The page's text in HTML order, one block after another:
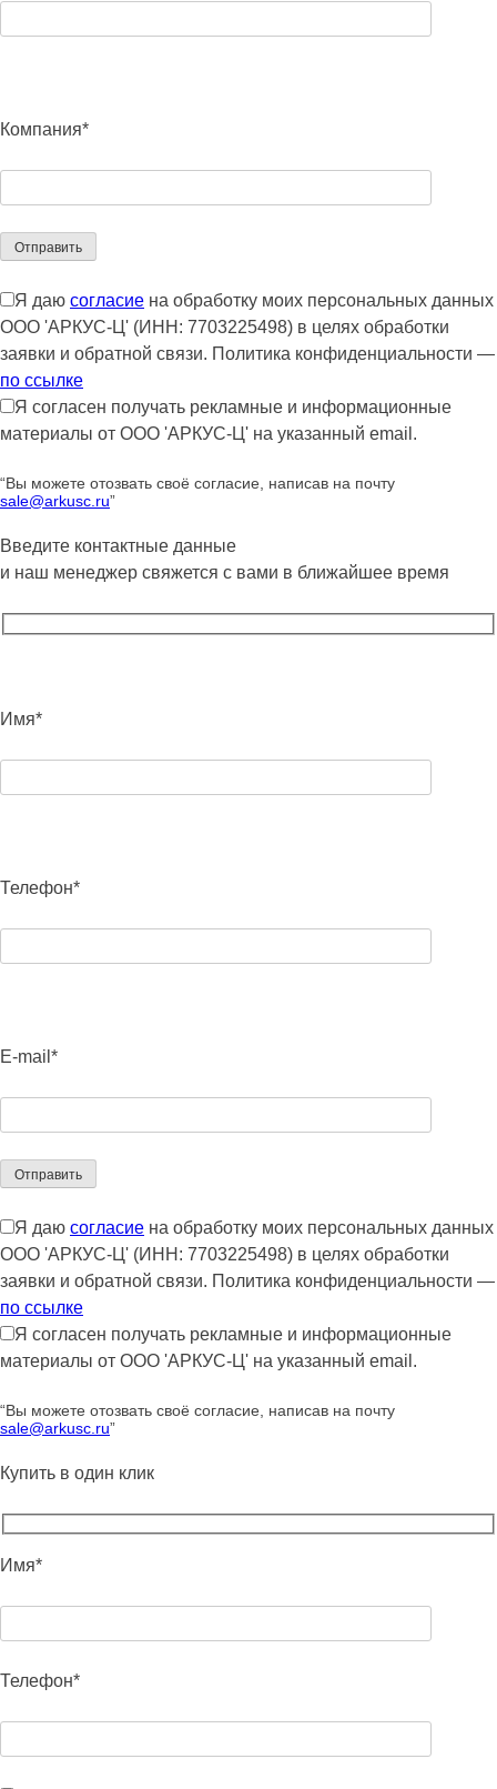
Компания*
Я даю согласие на обработку моих персональных данных
ООО 'АРКУС-Ц' (ИНН: 7703225498) в целях обработки
заявки и обратной связи. Политика конфиденциальности —
по ссылке
Я согласен получать рекламные и информационные
материалы от ООО 'АРКУС-Ц' на указанный email.
“Вы можете отозвать своё согласие, написав на почту
sale@arkusc.ru”
Введите контактные данные
и наш менеджер свяжется с вами в ближайшее время
Имя*
Телефон*
E-mail*
Я даю согласие на обработку моих персональных данных
ООО 'АРКУС-Ц' (ИНН: 7703225498) в целях обработки
заявки и обратной связи. Политика конфиденциальности —
по ссылке
Я согласен получать рекламные и информационные
материалы от ООО 'АРКУС-Ц' на указанный email.
“Вы можете отозвать своё согласие, написав на почту
sale@arkusc.ru”
Купить в один клик
Имя*
Телефон*